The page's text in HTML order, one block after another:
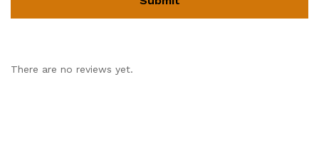
There are no reviews yet.